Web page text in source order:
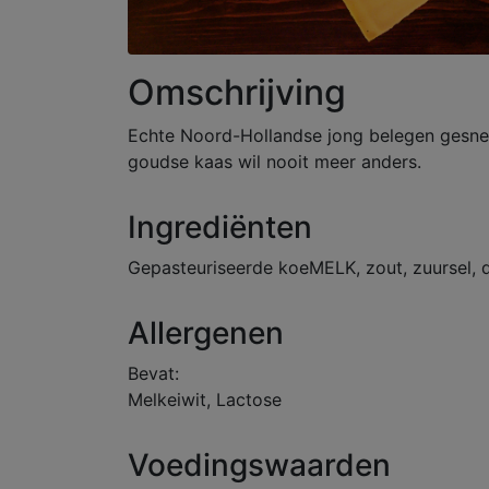
Omschrijving
Echte Noord-Hollandse jong belegen
goudse kaas wil nooit meer anders.
Ingrediënten
Gepasteuriseerde koeMELK, zout,
Allergenen
Bevat:
Melkeiwit, Lactose
Voedingswaarden